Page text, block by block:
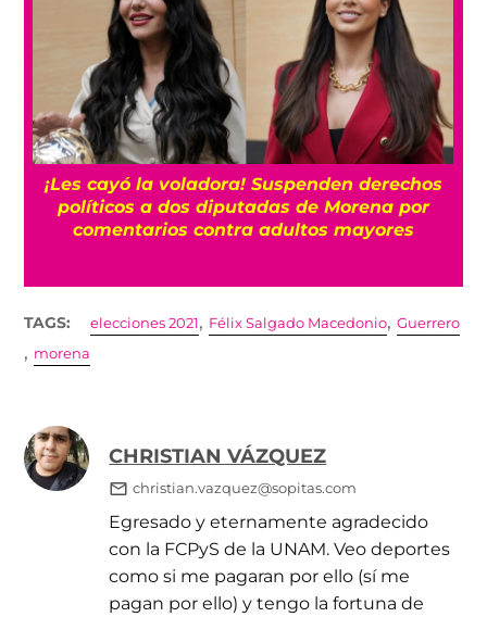
¡Les cayó la voladora! Suspenden derechos
políticos a dos diputadas de Morena por
comentarios contra adultos mayores
TAGS: elecciones 2021, Félix Salgado Macedonio,Guerrero
, morena
CHRISTIAN VÁZQUEZ
christian.vazquez@sopitas.com
Egresado y eternamente agradecido
con la FCPyS de la UNAM. Veo deportes
como si me pagaran por ello (sí me
pagan por ello) y tengo la fortuna de